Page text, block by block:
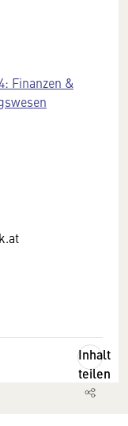
Finanzen &
Inhalt
teilen